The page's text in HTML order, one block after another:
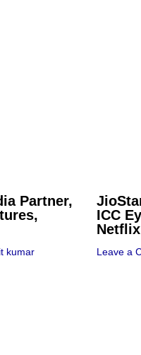
Partner,
kumar
ICC
Leave a